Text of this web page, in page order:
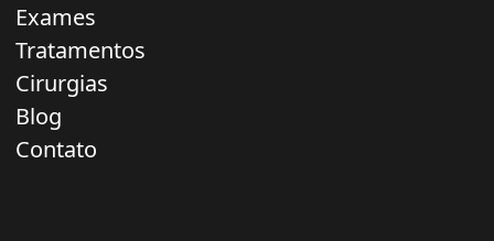
Exames
Tratamentos
Cirurgias
Blog
Contato